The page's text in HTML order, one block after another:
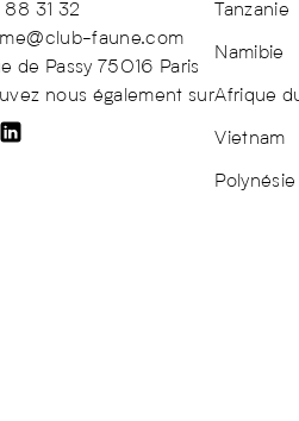
88 31 32
faune.com
de Passy 75016 Paris
nous également sur
Tanzanie
Namibie
Afrique
Vietnam
Polynésie